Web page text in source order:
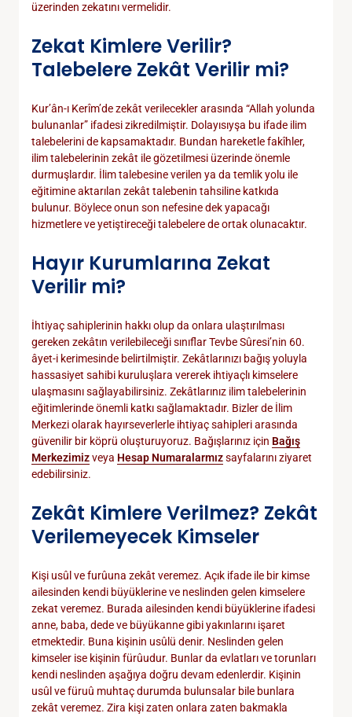
üzerinden zekatını vermelidir.
Zekat Kimlere Verilir?
Talebelere Zekât Verilir mi?
Kur’ân-ı Kerîm’de zekât verilecekler arasında “Allah yolunda
bulunanlar” ifadesi zikredilmiştir. Dolayısıyşa bu ifade ilim
talebelerini de kapsamaktadır. Bundan hareketle fakîhler,
ilim talebelerinin zekât ile gözetilmesi üzerinde önemle
durmuşlardır. İlim talebesine verilen ya da temlik yolu ile
eğitimine aktarılan zekât talebenin tahsiline katkıda
bulunur. Böylece onun son nefesine dek yapacağı
hizmetlere ve yetiştireceği talebelere de ortak olunacaktır.
Hayır Kurumlarına Zekat
Verilir mi?
İhtiyaç sahiplerinin hakkı olup da onlara ulaştırılması
gereken zekâtın verilebileceği sınıflar Tevbe Sûresi’nin 60.
âyet-i kerimesinde belirtilmiştir. Zekâtlarınızı bağış yoluyla
hassasiyet sahibi kuruluşlara vererek ihtiyaçlı kimselere
ulaşmasını sağlayabilirsiniz. Zekâtlarınız ilim talebelerinin
eğitimlerinde önemli katkı sağlamaktadır. Bizler de İlim
Merkezi olarak hayırseverlerle ihtiyaç sahipleri arasında
güvenilir bir köprü oluşturuyoruz. Bağışlarınız için Bağış
Merkezimizveya Hesap Numaralarmızsayfalarını ziyaret
edebilirsiniz.
Zekât Kimlere Verilmez? Zekât
Verilemeyecek Kimseler
Kişi usûl ve furûuna zekât veremez. Açık ifade ile bir kimse
ailesinden kendi büyüklerine ve neslinden gelen kimselere
zekat veremez. Burada ailesinden kendi büyüklerine ifadesi
anne, baba, dede ve büyükanne gibi yakınlarını işaret
etmektedir. Buna kişinin usûlü denir. Neslinden gelen
kimseler ise kişinin fürûudur. Bunlar da evlatları ve torunları
kendi neslinden aşağıya doğru devam edenlerdir. Kişinin
usûl ve füruû muhtaç durumda bulunsalar bile bunlara
zekât veremez. Zira kişi zaten onlara zaten bakmakla